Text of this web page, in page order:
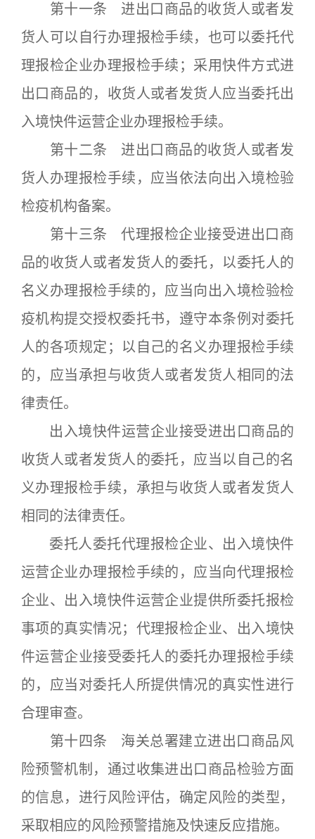
第十一条 进出口商品的收货人或者发
货人可以自行办理报检手续，也可以委托代
理报检企业办理报检手续；采用快件方式进
出口商品的，收货人或者发货人应当委托出
入境快件运营企业办理报检手续。
第十二条 进出口商品的收货人或者发
货人办理报检手续，应当依法向出入境检验
检疫机构备案。
第十三条 代理报检企业接受进出口商
品的收货人或者发货人的委托，以委托人的
名义办理报检手续的，应当向出入境检验检
疫机构提交授权委托书，遵守本条例对委托
人的各项规定；以自己的名义办理报检手续
的，应当承担与收货人或者发货人相同的法
律责任。
出入境快件运营企业接受进出口商品的
收货人或者发货人的委托，应当以自己的名
义办理报检手续，承担与收货人或者发货人
相同的法律责任。
委托人委托代理报检企业、出入境快件
运营企业办理报检手续的，应当向代理报检
企业、出入境快件运营企业提供所委托报检
事项的真实情况；代理报检企业、出入境快
件运营企业接受委托人的委托办理报检手续
的，应当对委托人所提供情况的真实性进行
合理审查。
第十四条 海关总署建立进出口商品风
险预警机制，通过收集进出口商品检验方面
的信息，进行风险评估，确定风险的类型，
采取相应的风险预警措施及快速反应措施。